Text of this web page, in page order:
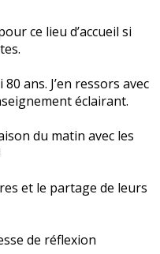
ce lieu d’accueil si
ans. J’en ressors avec
éclairant.
du matin avec les
et le partage de leurs
de réflexion